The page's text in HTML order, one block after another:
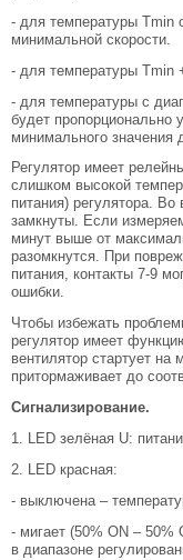
- для температуры Tmin
минимальной скорости.
- для температуры Tmin
- для температуры с
будет пропорционально
минимального значения
Регулятор имеет
слишком высокой
питания) регулятора.
замкнуты. Если
минут выше от
разомкнутся. При
питания, контакты 7-9
ошибки.
Чтобы избежать
регулятор имеет
вентилятор стартует на
притормаживает до
Сигнализирование.
1. LED зелёная U:
2. LED красная:
- выключена –
- мигает (50% ON – 50%
в диапазоне